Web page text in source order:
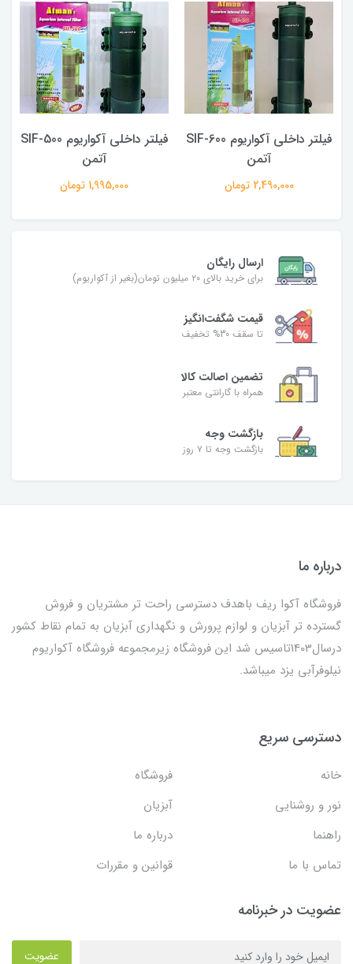
فیلتر داخلی آکواریوم SIF-600
آتمن
2,490,000 تومان
فیلتر داخلی آکواریوم SIF-500
آتمن
1,995,000 تومان
ارسال رایگان
برای خرید بالای ۲۰ میلیون تومان(بغیر از آکواریوم)
قیمت شگفت‌انگیز
تا سقف 30% تخفیف
تضمین اصالت کالا
همراه با گارانتی معتبر
بازگشت وجه
بازگشت وجه تا ۷ روز
درباره ما
فروشگاه آکوا ریف باهدف دسترسی راحت تر مشتریان و فروش
گسترده تر آبزیان و لوازم پرورش و نگهداری آبزیان به تمام نقاط کشور
درسال1403تاسیس شد این فروشگاه زیرمجموعه فروشگاه آکواریوم
نیلوفرآبی یزد میباشد.
دسترسی سریع
خانه
فروشگاه
نور و روشنایی
آبزیان
راهنما
درباره ما
تماس با ما
قوانین و مقررات
عضویت در خبرنامه
عضویت